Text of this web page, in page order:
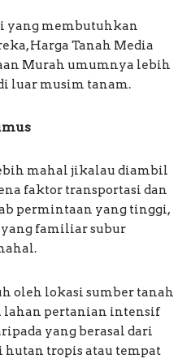
yang membutuhkan
Harga Tanah Media
Murah umumnya lebih
luar musim tanam.
mahal jikalau diambil
faktor transportasi dan
permintaan yang tinggi,
familiar subur
oleh lokasi sumber tanah
lahan pertanian intensif
yang berasal dari
hutan tropis atau tempat